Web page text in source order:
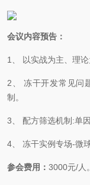
会议内容预告：
1、 以实战为主、理论
2、 冻干开发常见问
制。
3、 配方筛选机制:单
4、 冻干实例专场-微
参会费用： 3000元/人。